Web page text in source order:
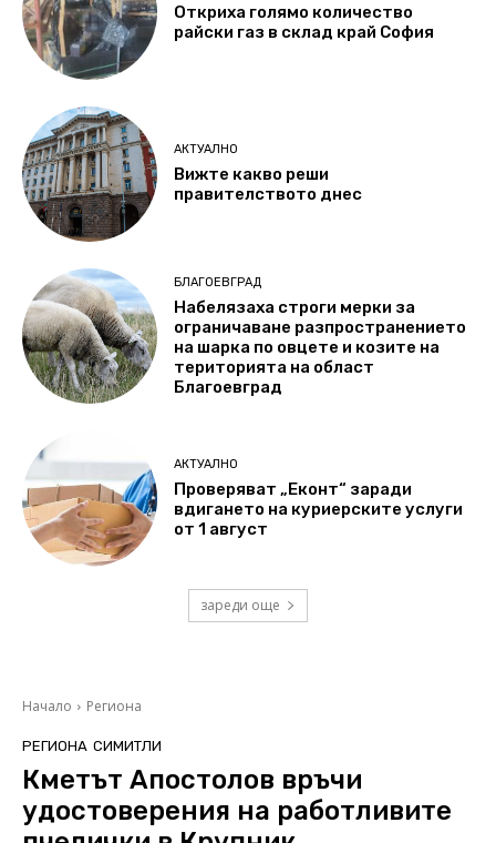
Откриха голямо количество
райски газ в склад край София
АКТУАЛНО
Вижте какво реши
правителството днес
БЛАГОЕВГРАД
Набелязаха строги мерки за
ограничаване разпространението
на шарка по овцете и козите на
територията на област
Благоевград
АКТУАЛНО
Проверяват „Еконт“ заради
вдигането на куриерските услуги
от 1 август
зареди още